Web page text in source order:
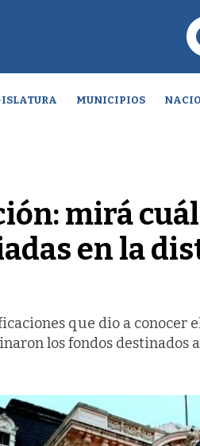
MUNICIPIOS
mirá
en la
que dio a conocer
los fondos destinados